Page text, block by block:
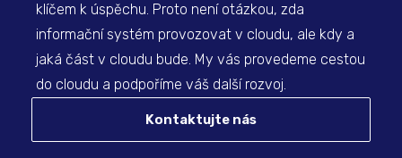
klíčem k úspěchu. Proto není otázkou, zda
informační systém provozovat v cloudu, ale kdy a
jaká část v cloudu bude. My vás provedeme cestou
do cloudu a podpoříme váš další rozvoj.
Kontaktujte nás